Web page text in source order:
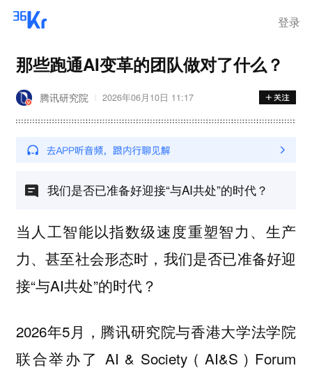
登录
那些跑通AI变革的团队做对了什么？
腾讯研究院 2026年06月10日 11:17
我们是否已准备好迎接“与AI共处”的时代？
当人工智能以指数级速度重塑智力、生产
力、甚至社会形态时，我们是否已准备好迎
接“与AI共处”的时代？
2026年5月，腾讯研究院与香港大学法学院
联合举办了 AI & Society ( AI&S ) Forum